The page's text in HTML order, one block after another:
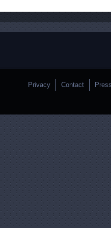
Privacy Contact